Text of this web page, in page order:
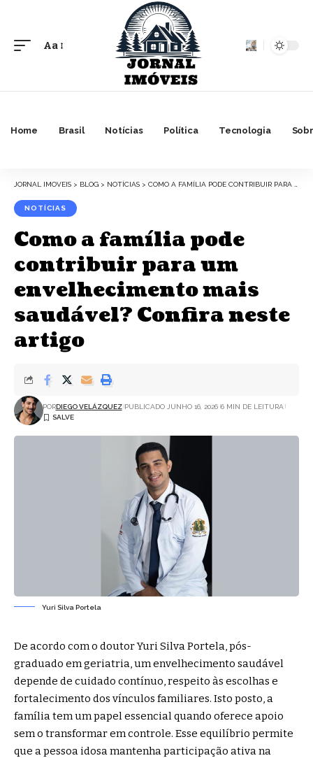
Font
Aa
Home Brasil Notícias Política Tecnologia
JORNAL IMOVEIS > BLOG > NOTÍCIAS > COMO A FAMÍLIA PODE CONTRIBUIR PARA UM ENVELHECIMENTO MAIS SAUDÁVEL? CONFIRA NESTE ARTIGO
NOTÍCIAS
Como a família pode
contribuir para um
envelhecimento mais
saudável? Confira neste
artigo
PORDIEGO VELÁZQUEZ PUBLICADO JUNHO 16, 2026 6 MIN DE LEITURA
Yuri Silva Portela
De acordo com o doutor Yuri Silva Portela, pós-
graduado em geriatria, um envelhecimento saudável
depende de cuidado contínuo, respeito às escolhas e
fortalecimento dos vínculos familiares. Isto posto, a
família tem um papel essencial quando oferece apoio
sem o transformar em controle. Esse equilíbrio permite
que a pessoa idosa mantenha participação ativa na